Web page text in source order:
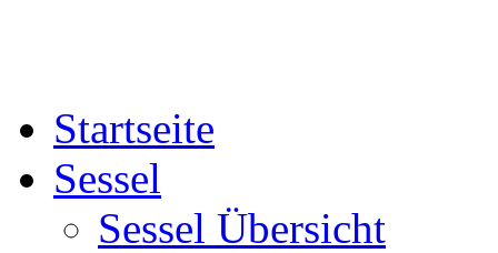
Startseite
Sessel
Sessel Übersicht